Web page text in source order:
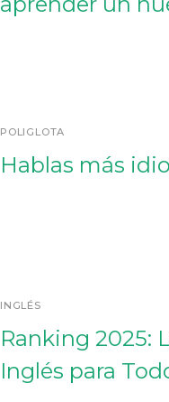
POLIGLOTA
Hablas más
INGLÉS
Ranking 2025:
Inglés para